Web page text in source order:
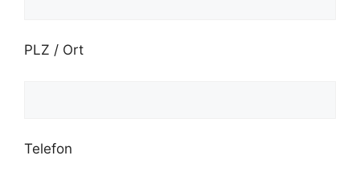
PLZ / Ort
Telefon